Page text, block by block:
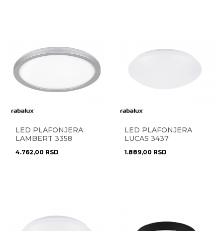
LED PLAFONJERA
LAMBERT 3358
4.762,00 RSD
LED PLAFONJERA
LUCAS 3437
1.889,00 RSD